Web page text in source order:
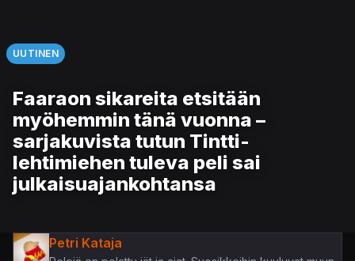
UUTINEN
Faaraon sikareita etsitään
myöhemmin tänä vuonna –
sarjakuvista tutun Tintti-
lehtimiehen tuleva peli sai
julkaisuajankohtansa
Petri Kataja